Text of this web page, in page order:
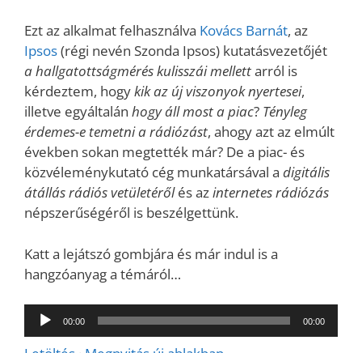
Ezt az alkalmat felhasználva Kovács Barnát, az
Ipsos(régi nevén Szonda Ipsos) kutatásvezetőjét
a hallgatottságmérés kulisszái mellettarról is
kérdeztem, hogykik az új viszonyok nyertesei,
illetve egyáltalán hogy áll most a piac? Tényleg
érdemes-e temetni a rádiózást, ahogy azt az elmúlt
években sokan megtették már? De a piac- és
közvéleménykutató cég munkatársával a digitális
átállás rádiós vetületérőlés azinternetes rádiózás
népszerűségéről is beszélgettünk.
Katt a lejátszó gombjára és már indul is a
hangzóanyag a témáról…
Audió
lejátszó
00:00 00:00